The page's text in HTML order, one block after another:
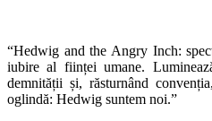
“Hedwig and the Angry Inch:
iubire al ființei umane.
demnității și, răsturnând
oglindă: Hedwig suntem noi.”